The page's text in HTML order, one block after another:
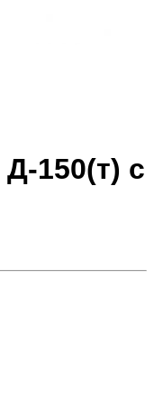
150(т) с